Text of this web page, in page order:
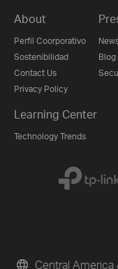
About
Perfil Coorporativo
Sostenibilidad
Contact Us
Privacy Policy
Blog
Learning Center
Technology Trends
Central America